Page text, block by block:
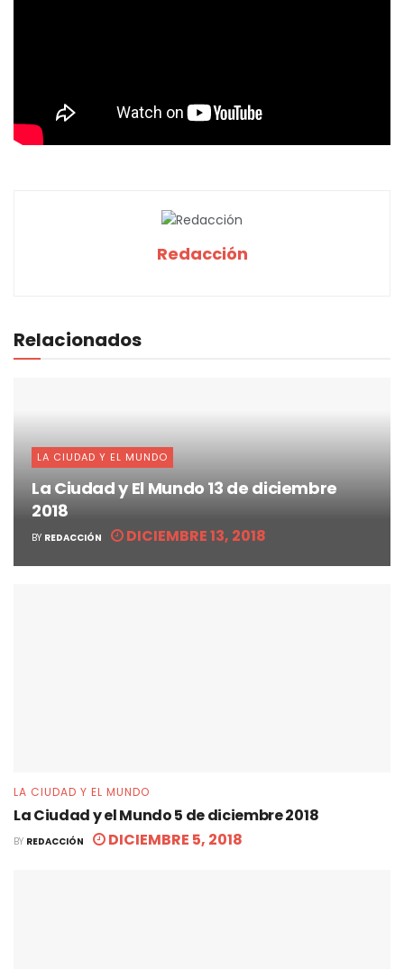
Redacción
Relacionados
LA CIUDAD Y EL MUNDO
La Ciudad y El Mundo 13 de diciembre
2018
BY REDACCIÓN DICIEMBRE 13, 2018
LA CIUDAD Y EL MUNDO
La Ciudad y el Mundo 5 de diciembre 2018
BY REDACCIÓN DICIEMBRE 5, 2018